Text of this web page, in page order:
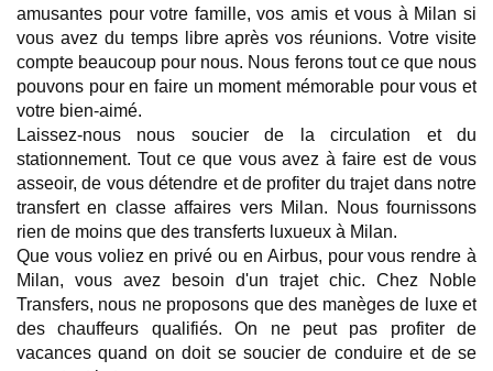
amusantes pour votre famille, vos amis et vous à Milan si
vous avez du temps libre après vos réunions. Votre visite
compte beaucoup pour nous. Nous ferons tout ce que nous
pouvons pour en faire un moment mémorable pour vous et
votre bien-aimé.
Laissez-nous nous soucier de la circulation et du
stationnement. Tout ce que vous avez à faire est de vous
asseoir, de vous détendre et de profiter du trajet dans notre
transfert en classe affaires vers Milan. Nous fournissons
rien de moins que des transferts luxueux à Milan.
Que vous voliez en privé ou en Airbus, pour vous rendre à
Milan, vous avez besoin d'un trajet chic. Chez Noble
Transfers, nous ne proposons que des manèges de luxe et
des chauffeurs qualifiés. On ne peut pas profiter de
vacances quand on doit se soucier de conduire et de se